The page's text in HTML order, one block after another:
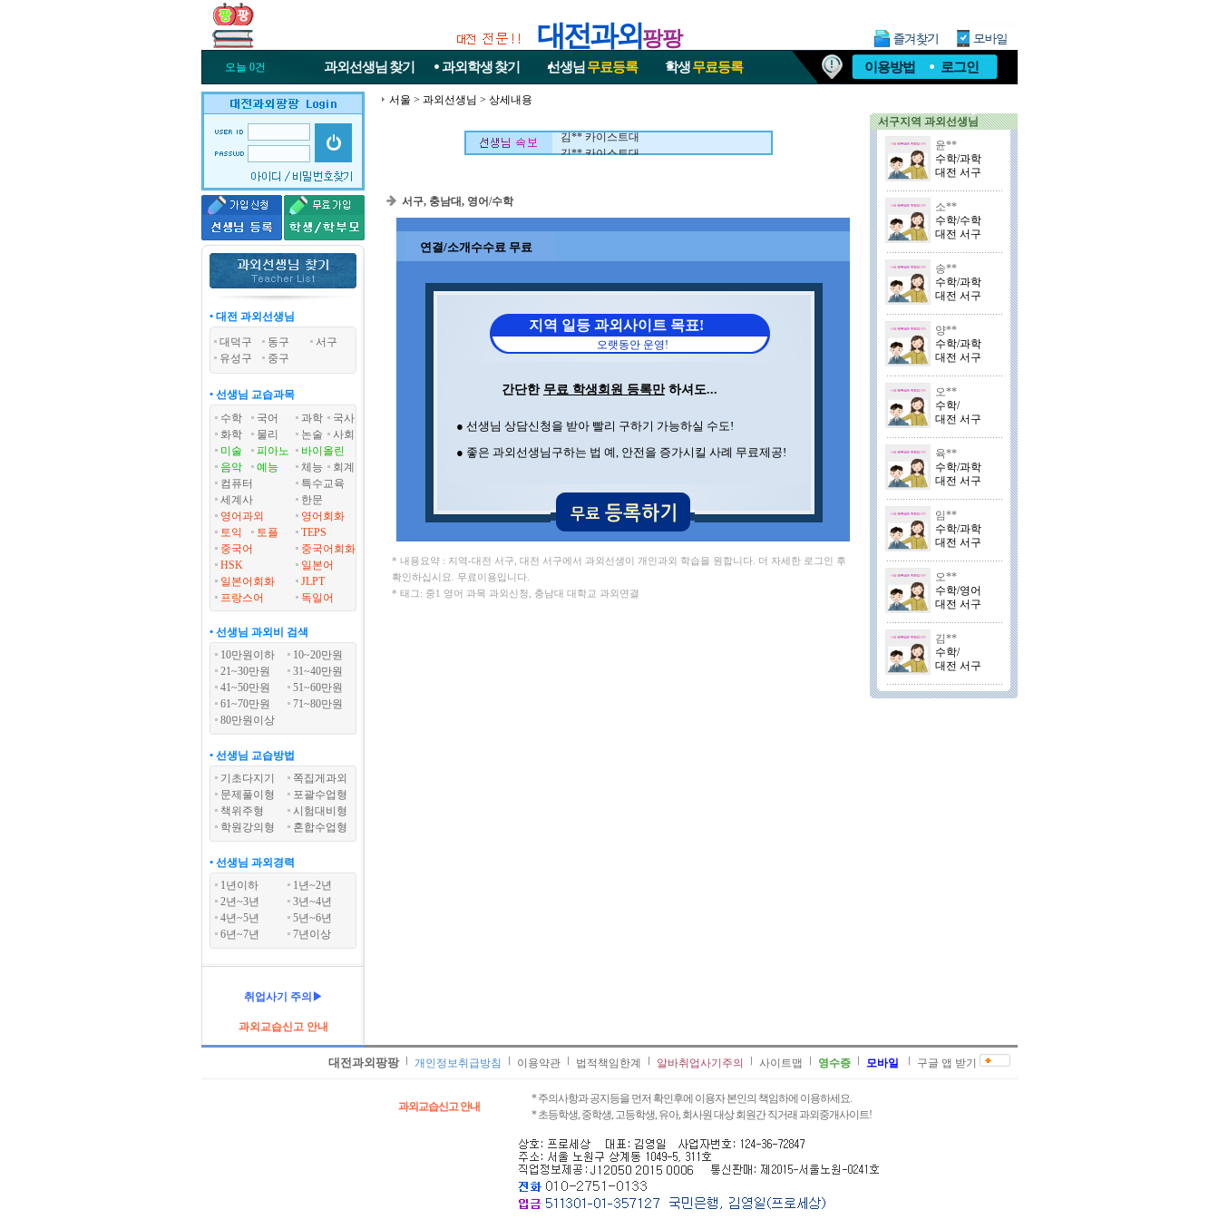
대전과외팡팡
오늘 0건 과외선생님 찾기 과외학생찾기 선생님 무료등록 학생무료등록 이용방법 로그인
• 대전 과외선생님
대덕구
동구
서구
유성구
중구
• 선생님 교습과목
수학
국어 과학
국사
화학
물리 논술
사회
미술
피아노
바이올린
음악
예능 체능
회계
컴퓨터
특수교육
세계사
한문
영어과외
영어회화
토익
토플
TEPS
중국어
중국어회화
HSK
일본어
일본어회화
JLPT
프랑스어
독일어
• 선생님 과외비 검색
10만원이하
10~20만원
21~30만원
31~40만원
41~50만원
51~60만원
61~70만원
71~80만원
80만원이상
• 선생님 교습방법
기초다지기
쪽집게과외
문제풀이형
포괄수업형
책위주형
시험대비형
학원강의형
혼합수업형
• 선생님 과외경력
1년이하
1년~2년
2년~3년
3년~4년
4년~5년
5년~6년
6년~7년
7년이상
취업사기 주의▶
과외교습신고 안내
서울 > 과외선생님 > 상세내용
김** 카이스트대
김** 카이스트대
서구, 충남대, 영어/수학
연결/소개수수료 무료
지역 일등 과외사이트 목표!
오랫동안 운영!
간단한 무료 학생회원 등록만하셔도...
● 선생님 상담신청을 받아 빨리 구하기 가능하실 수도!
● 좋은 과외선생님구하는 법 예, 안전을 증가시킬 사례 무료제공!
* 내용요약 : 지역-대전 서구, 대전 서구에서 과외선생이 개인과외 학습을 원합니다. 더 자세한 로그인 후
확인하십시요. 무료이용입니다.
* 태그: 중1 영어 과목 과외신청, 충남대 대학교 과외연결
서구지역 과외선생님
윤**
수학/과학
대전 서구
소**
수학/수학
대전 서구
송**
수학/과학
대전 서구
양**
수학/과학
대전 서구
오**
수학/
대전 서구
육**
수학/과학
대전 서구
임**
수학/과학
대전 서구
오**
수학/영어
대전 서구
김**
수학/
대전 서구
대전과외팡팡 개인정보취급방침 이용약관 법적책임한계 알바취업사기주의 사이트맵 영수증 모바일 구글 앱 받기
과외교습신고 안내
* 주의사항과 공지등을 먼저 확인후에 이용자 본인의 책임하에 이용하세요.
* 초등학생, 중학생, 고등학생, 유아, 회사원 대상 회원간 직거래 과외중개사이트!